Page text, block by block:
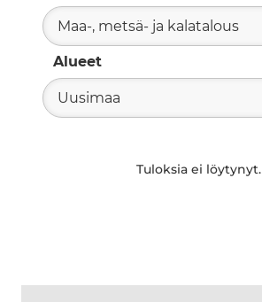
Maa-, metsä- ja kalatalous
Alueet
Uusimaa
Tuloksia ei löytynyt.